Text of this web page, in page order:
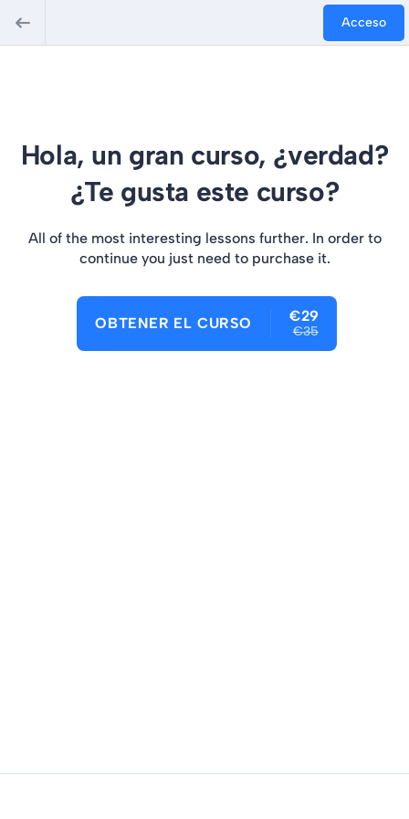
Acceso
Hola, un gran curso, ¿verdad?
¿Te gusta este curso?
All of the most interesting lessons further. In order to
continue you just need to purchase it.
OBTENER EL CURSO €29
€35